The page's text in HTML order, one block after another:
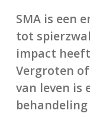
SMA is een
tot
impact
Vergroten
van leven is